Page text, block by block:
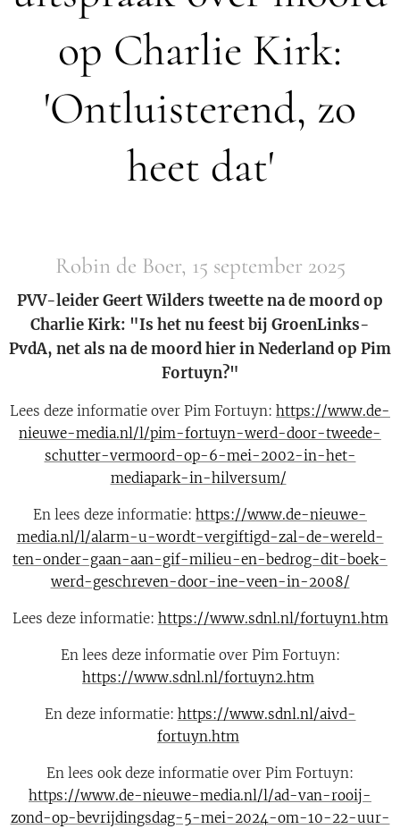
op Charlie Kirk:
'Ontluisterend, zo
heet dat'
Robin de Boer, 15 september 2025
PVV-leider Geert Wilders tweette na de moord op
Charlie Kirk: "Is het nu feest bij GroenLinks-
PvdA, net als na de moord hier in Nederland op Pim
Fortuyn?"
Lees deze informatie over Pim Fortuyn: https://www.de-
nieuwe-media.nl/l/pim-fortuyn-werd-door-tweede-
schutter-vermoord-op-6-mei-2002-in-het-
mediapark-in-hilversum/
En lees deze informatie: https://www.de-nieuwe-
media.nl/l/alarm-u-wordt-vergiftigd-zal-de-wereld-
ten-onder-gaan-aan-gif-milieu-en-bedrog-dit-boek-
werd-geschreven-door-ine-veen-in-2008/
Lees deze informatie: https://www.sdnl.nl/fortuyn1.htm
En lees deze informatie over Pim Fortuyn:
https://www.sdnl.nl/fortuyn2.htm
En deze informatie: https://www.sdnl.nl/aivd-
fortuyn.htm
En lees ook deze informatie over Pim Fortuyn:
https://www.de-nieuwe-media.nl/l/ad-van-rooij-
zond-op-bevrijdingsdag-5-mei-2024-om-10-22-uur-